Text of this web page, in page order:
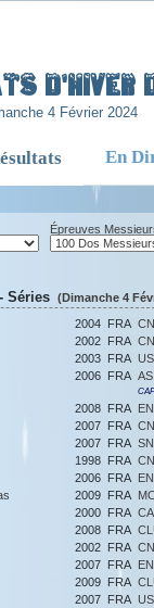
d'Hiver
4 Février 2024
En
Épreuves
Séries (Dimanche 4
2004 FRA
2002 FRA
2003 FRA
2006 FRA
2008 FRA
2007 FRA
2007 FRA
1998 FRA
2006 FRA
2009 FRA
2000 FRA
2008 FRA
2002 FRA
2007 FRA
2009 FRA
2007 FRA